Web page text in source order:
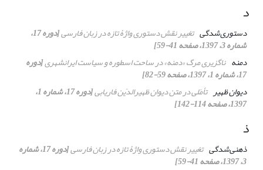
د
دستوری‌شدگی تغییر نقش دستوری واژﮤ تازه در زبان فارسی [دوره 17،
شماره 3، 1397، صفحه 41-59]
دمنه ناگزیری مرگ «دمنه» در ساحت اسطوره و سیاست ایرانشهری[دوره
17، شماره 1، 1397، صفحه 59-82]
دیوان ظهیر تأمّلی در متن دیوان ظهیرالدّین فاریابی [دوره 17، شماره 1،
1397، صفحه 114-142]
ذ
ذهنی‌شدگی تغییر نقش دستوری واژﮤ تازه در زبان فارسی [دوره 17، شماره
3، 1397، صفحه 41-59]